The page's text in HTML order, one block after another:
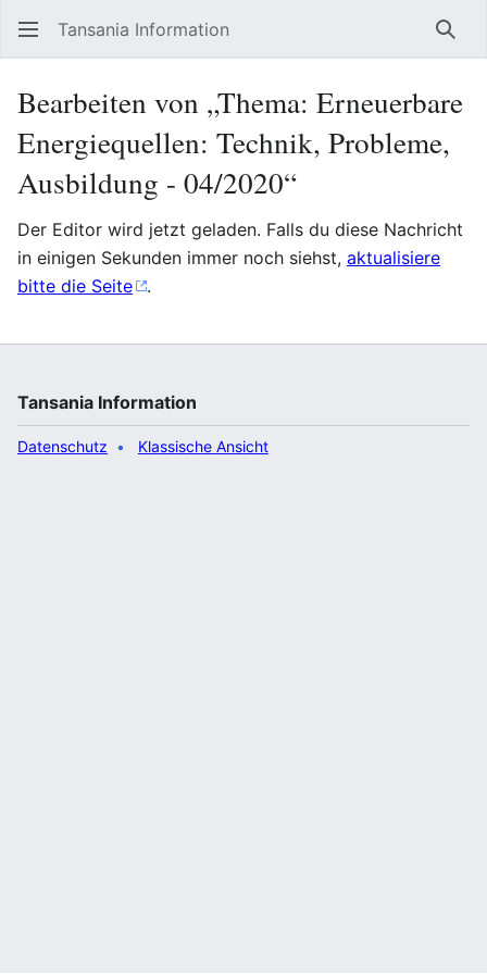
Tansania Information
Bearbeiten von „Thema: Erneuerbare
Energiequellen: Technik, Probleme,
Ausbildung - 04/2020“
Der Editor wird jetzt geladen. Falls du diese Nachricht
in einigen Sekunden immer noch siehst, aktualisiere
bitte die Seite
.
Tansania Information
Datenschutz Klassische Ansicht